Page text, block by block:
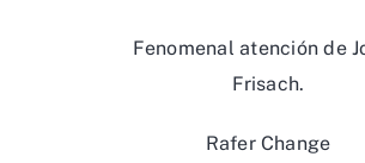
Fenomenal atención de
Frisach.
Rafer Change